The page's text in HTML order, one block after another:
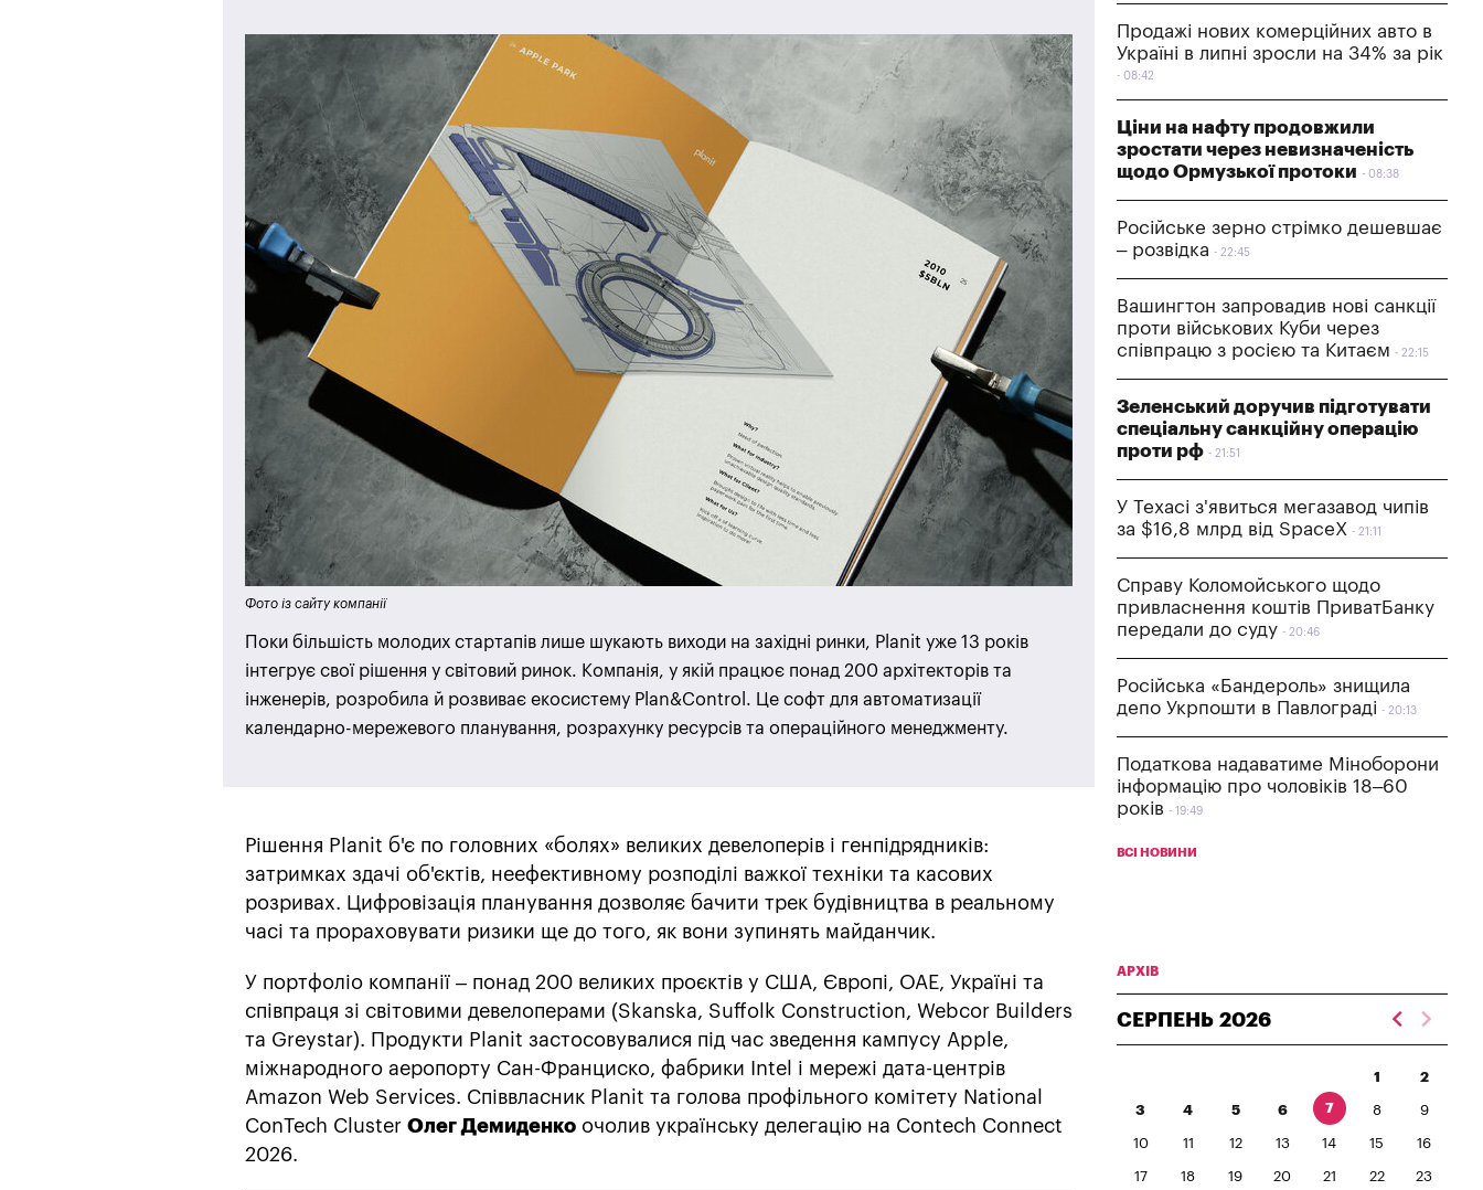
Фото із сайту компанії
Поки більшість молодих стартапів лише шукають виходи на західні ринки, Planit уже 13 років
інтегрує свої рішення у світовий ринок. Компанія, у якій працює понад 200 архітекторів та
інженерів, розробила й розвиває екосистему Plan&Control. Це софт для автоматизації
календарно-мережевого планування, розрахунку ресурсів та операційного менеджменту.
Рішення Planit б'є по головних «болях» великих девелоперів і генпідрядників:
затримках здачі об'єктів, неефективному розподілі важкої техніки та касових
розривах. Цифровізація планування дозволяє бачити трек будівництва в реальному
часі та прораховувати ризики ще до того, як вони зупинять майданчик.
У портфоліо компанії – понад 200 великих проєктів у США, Європі, ОАЕ, Україні та
співпраця зі світовими девелоперами (Skanska, Suffolk Construction, Webcor Builders
та Greystar). Продукти Planit застосовувалися під час зведення кампусу Apple,
міжнародного аеропорту Сан-Франциско, фабрики Intel і мережі дата-центрів
Amazon Web Services. Співвласник Planit та голова профільного комітету National
ConTech Cluster Олег Демиденко очолив українську делегацію на Contech Connect
2026.
Продажі нових комерційних авто в
Україні в липні зросли на 34% за рік
08:42
Ціни на нафту продовжили
зростати через невизначеність
щодо Ормузької протоки
08:38
Російське зерно стрімко дешевшає
– розвідка
22:45
Вашингтон запровадив нові санкції
проти військових Куби через
співпрацю з росією та Китаєм
22:15
Зеленський доручив підготувати
спеціальну санкційну операцію
проти рф
21:51
У Техасі з'явиться мегазавод чипів
за $16,8 млрд від SpaceX
21:11
Справу Коломойського щодо
привласнення коштів ПриватБанку
передали до суду
20:46
Російська «Бандероль» знищила
депо Укрпошти в Павлограді
20:13
Податкова надаватиме Міноборони
інформацію про чоловіків 18–60
років
19:49
ВСІ НОВИНИ
АРХІВ
СЕРПЕНЬ 2026
1 2
3 4 5 6 7 8 9
10 11 12 13 14 15 16
17 18 19 20 21 22 23